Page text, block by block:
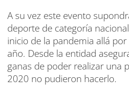
A su vez este evento
deporte de categoría
inicio de la pandemia allá
año. Desde la entidad
ganas de poder realizar una
2020 no pudieron hacerlo.